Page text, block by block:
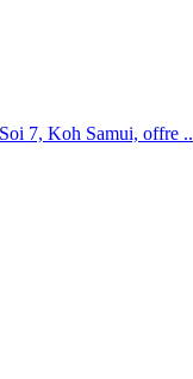
7, Koh Samui, offre ..